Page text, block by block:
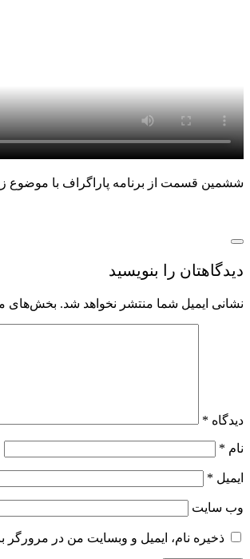
ششمین قسمت از برنامه پاراگراف با موضوع
دیدگاهتان را بنویسید
نشانی ایمیل شما منتشر نخواهد شد. بخش‌های
دیدگاه *
نام *
ایمیل *
وب‌ سایت
ذخیره نام، ایمیل و وبسایت من در مرورگر